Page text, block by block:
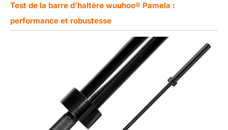
Test de la barre d’haltère wuuhoo® Pamela :
performance et robustesse